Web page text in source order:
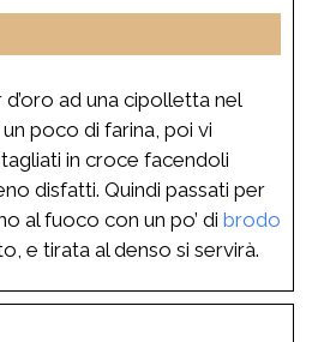
ad una cipolletta nel
poco di farina, poi vi
in croce facendoli
disfatti. Quindi passati per
al fuoco con un po’ di brodo
e tirata al denso si servirà.